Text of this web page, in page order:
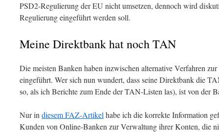
PSD2-Regulierung der EU nicht umsetzen, dennoch wird
Regulierung eingeführt werden soll.
Meine Direktbank hat noch TAN
Die meisten Banken haben inzwischen alternative Verfahren
eingeführt. Wer sich nun wundert, dass seine Direktbank die
so, als ich Berichte zum Ende der TAN-Listen las), ist von der
Nur in diesem FAZ-Artikel habe ich die korrekte Information
Kunden von Online-Banken zur Verwaltung ihrer Konten, die